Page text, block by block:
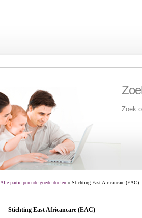
Zoek
Alle participerende goede doelen» Stichting East Africancare (EAC)
Stichting East Africancare (EAC)